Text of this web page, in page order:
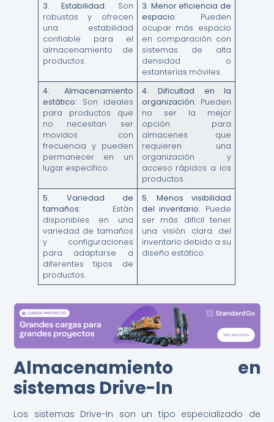
3.
Estabilidad: Son
robustas y ofrecen
una estabilidad
confiable para el
almacenamiento de
productos.
3. Menor eficiencia de
espacio: Pueden
ocupar más espacio
en comparación con
sistemas de alta
densidad o
estanterías móviles.
4.
Almacenamiento
estático: Son ideales
para productos que
no necesitan ser
movidos con
frecuencia y pueden
permanecer en un
lugar específico.
4.
Dificultad en la
organización: Pueden
no ser la mejor
opción para
almacenes que
requieren una
organización y
acceso rápidos a los
productos.
5.
Variedad de
tamaños: Están
disponibles en una
variedad de tamaños
y configuraciones
para adaptarse a
diferentes tipos de
productos.
5.
Menos visibilidad
del inventario: Puede
ser más difícil tener
una visión clara del
inventario debido a su
diseño estático.
Almacenamiento en
sistemas Drive-In
Los sistemas Drive-In son un tipo especializado de